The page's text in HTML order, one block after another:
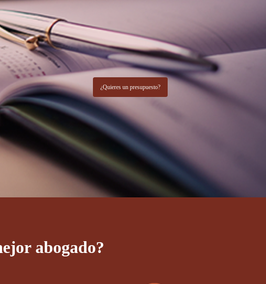
¿Quieres un presupuesto?
abogado?